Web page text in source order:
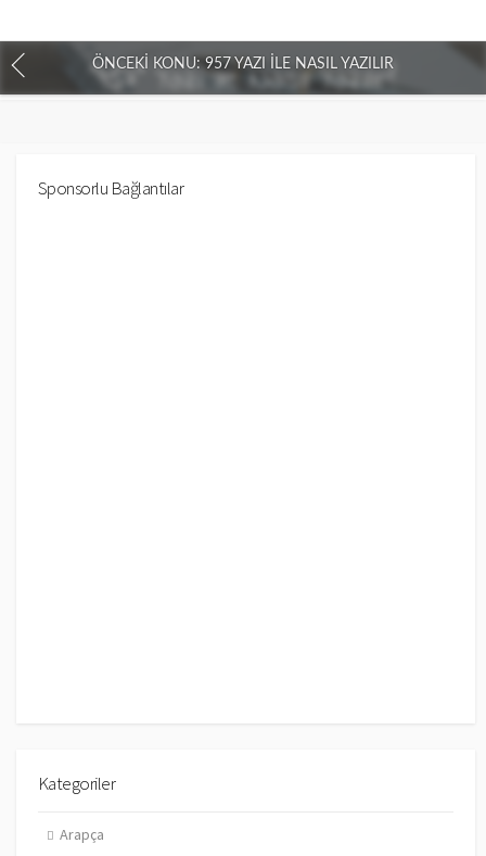
ÖNCEKI KONU: 957 YAZI İLE NASIL YAZILIR
Sponsorlu Bağlantılar
Kategoriler
Arapça